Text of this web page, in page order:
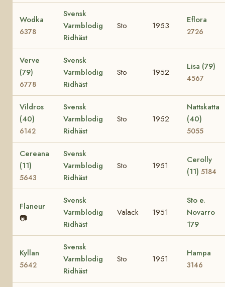
Wodka
6378
Svensk
Varmblodig
Ridhäst
Sto 1953
Eflora
2726
Verve
(79)
6778
Svensk
Varmblodig
Ridhäst
Sto 1952
Lisa (79)
4567
Vildros
(40)
6142
Svensk
Varmblodig
Ridhäst
Sto 1952
Nattskatta
(40)
5055
Cereana
(11)
5643
Svensk
Varmblodig
Ridhäst
Sto 1951
Cerolly
(11) 5184
Flaneur
📷
Svensk
Varmblodig
Ridhäst
Valack 1951
Sto e.
Novarro
179
Kyllan
5642
Svensk
Varmblodig
Ridhäst
Sto 1951
Hampa
3146